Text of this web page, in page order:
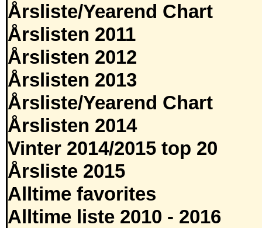
Årsliste/Yearend Chart
Årslisten 2011
Årslisten 2012
Årslisten 2013
Årsliste/Yearend Chart
Årslisten 2014
Vinter 2014/2015 top 20
Årsliste 2015
Alltime favorites
Alltime liste 2010 - 2016